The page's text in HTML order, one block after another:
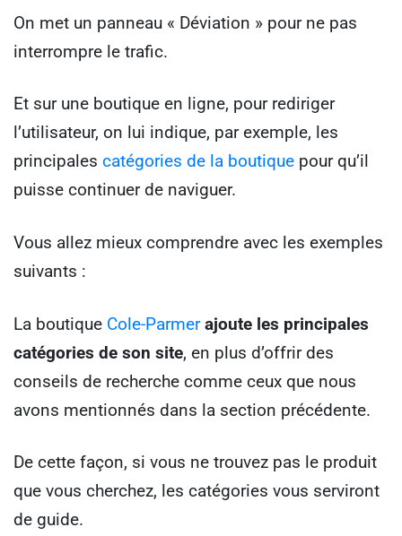
On met un panneau « Déviation » pour ne pas
interrompre le trafic.
Et sur une boutique en ligne, pour rediriger
l’utilisateur, on lui indique, par exemple, les
principales catégories de la boutique pour qu’il
puisse continuer de naviguer.
Vous allez mieux comprendre avec les exemples
suivants :
La boutique Cole-Parmer ajoute les principales
catégories de son site, en plus d’offrir des
conseils de recherche comme ceux que nous
avons mentionnés dans la section précédente.
De cette façon, si vous ne trouvez pas le produit
que vous cherchez, les catégories vous serviront
de guide.